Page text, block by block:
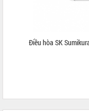
Điều hòa SK